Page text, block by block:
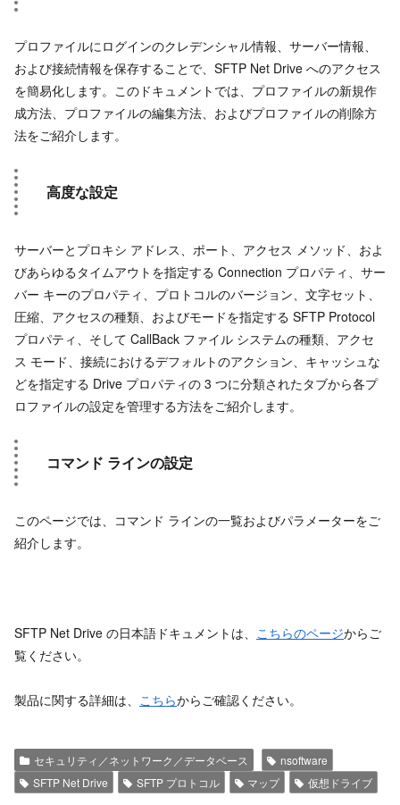
プロファイルにログインのクレデンシャル情報、サーバー情報、
および接続情報を保存することで、SFTP Net Drive へのアクセス
を簡易化します。このドキュメントでは、プロファイルの新規作
成方法、プロファイルの編集方法、およびプロファイルの削除方
法をご紹介します。
高度な設定
サーバーとプロキシ アドレス、ポート、アクセス メソッド、およ
びあらゆるタイムアウトを指定する Connection プロパティ、サー
バー キーのプロパティ、プロトコルのバージョン、文字セット、
圧縮、アクセスの種類、およびモードを指定する SFTP Protocol
プロパティ、そして CallBack ファイル システムの種類、アクセ
ス モード、接続におけるデフォルトのアクション、キャッシュな
どを指定する Drive プロパティの 3 つに分類されたタブから各プ
ロファイルの設定を管理する方法をご紹介します。
コマンド ラインの設定
このページでは、コマンド ラインの一覧およびパラメーターをご
紹介します。
SFTP Net Drive の日本語ドキュメントは、 こちらのページからご
覧ください。
製品に関する詳細は、 こちらからご確認ください。
セキュリティ／ネットワーク／データベース
nsoftware
SFTP Net Drive
SFTP プロトコル マップ 仮想ドライブ